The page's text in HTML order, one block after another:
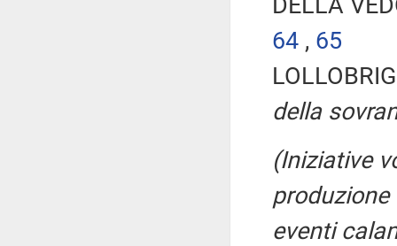
64 , 65
della
(Iniziative
eventi